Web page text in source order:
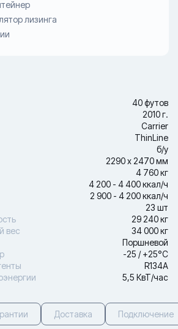
лизинга
40 футов
2010 г.
Carrier
ThinLine
б/у
2290 х 2470 мм
4 760 кг
4 200 - 4 400 ккал/ч
2 900 - 4 200 ккал/ч
23 шт
29 240 кг
вес
34 000 кг
Поршневой
-25 / +25°С
R134A
5,5 КвТ/час
Доставка Подключение